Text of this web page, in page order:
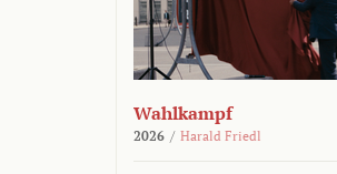
Wahlkampf
2026 / Harald Friedl